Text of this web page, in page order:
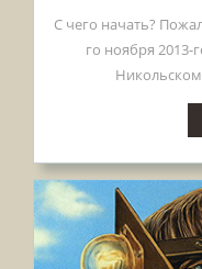
С чего начать?
го ноября 2013-